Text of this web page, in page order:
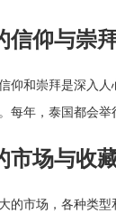
信仰与崇
仰和崇拜是深入
每年，泰国都会
市场与收
的市场，各种类